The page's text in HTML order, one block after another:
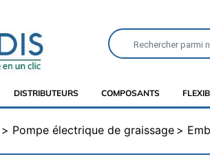
DISTRIBUTEURS COMPOSANTS
Pompe électrique de graissage